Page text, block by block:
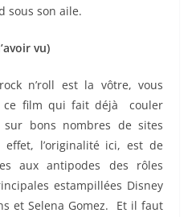
sous son aile.
vu)
n’roll est la vôtre, vous
ce film qui fait déjà couler
sur bons nombres de sites
l’originalité ici, est de
aux antipodes des rôles
estampillées Disney
et Selena Gomez. Et il faut